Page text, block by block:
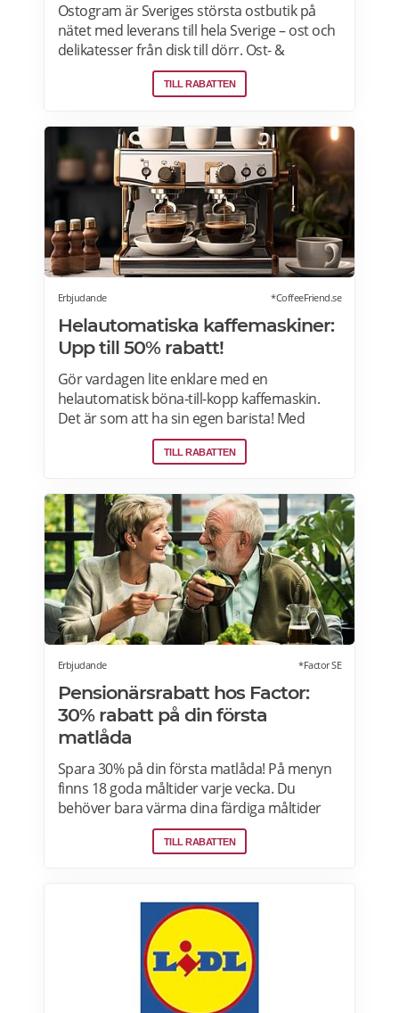
Ostogram är Sveriges största ostbutik på
nätet med leverans till hela Sverige – ost och
delikatesser från disk till dörr. Ost- &
charkprodukter. Färdiga presentlådor.
Ostbrickor. Ostogram skickar alla paket med
innebär att paketet ställs utanför dörren vid
leverans. Läs mer om Ostogram
erbjudanden här>>>
TILL RABATTEN
Erbjudande *CoffeeFriend.se
Helautomatiska kaffemaskiner:
Upp till 50% rabatt!
Gör vardagen lite enklare med en
helautomatisk böna-till-kopp kaffemaskin.
Det är som att ha sin egen barista! Med
kaffemaskiner har du möjlighet att finjustera
styrka, temperatur, arominställning
erbjudanden på kaffemaskiner här.
TILL RABATTEN
Erbjudande *Factor SE
Pensionärsrabatt hos Factor:
30% rabatt på din första
matlåda
Spara 30% på din första matlåda! På menyn
finns 18 goda måltider varje vecka. Du
behöver bara värma dina färdiga måltider
från Factor Meals. Med Factor har du alltid
full kontroll. Du väljer vilka måltider du vill ha.
abonnemang när du vill. Läs mer om
pensionärsrabatter hos Factor här.
TILL RABATTEN